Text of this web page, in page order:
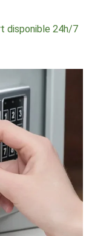
disponible 24h/7